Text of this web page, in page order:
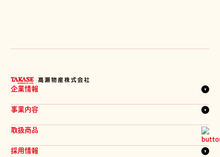
企業情報
企業理念
代表メッセージ
会社概要
拠点一覧
髙瀬物産のあゆみ
事業内容
一覧を見る
物流システム
取扱商品
採用情報